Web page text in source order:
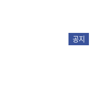
공지